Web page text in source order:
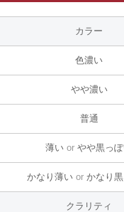
カラー
色濃い
やや濃い
普通
薄い or やや黒っ
かなり薄い or かなり
クラリティ